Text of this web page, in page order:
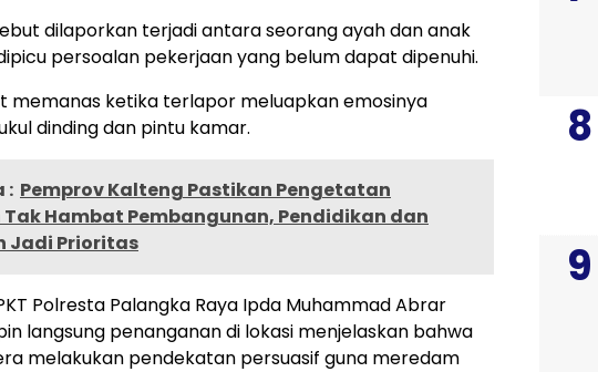
dilaporkan terjadi antara seorang ayah dan anak
persoalan pekerjaan yang belum dapat dipenuhi.
memanas ketika terlapor meluapkan emosinya
dinding dan pintu kamar.
: Pemprov Kalteng Pastikan Pengetatan
Hambat Pembangunan, Pendidikan dan
Jadi Prioritas
Polresta Palangka Raya Ipda Muhammad Abrar
langsung penanganan di lokasi menjelaskan bahwa
melakukan pendekatan persuasif guna meredam